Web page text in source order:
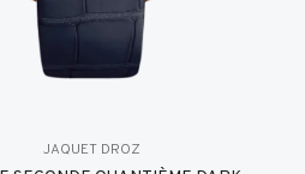
JAQUET DROZ